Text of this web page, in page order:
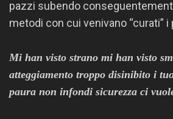
pazzi subendo
metodi con cui venivano “curati” i
Mi han visto strano mi han visto
atteggiamento troppo disinibito i
paura non infondi sicurezza ci